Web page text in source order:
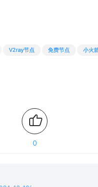
V2ray节点 免费节点 小火
0